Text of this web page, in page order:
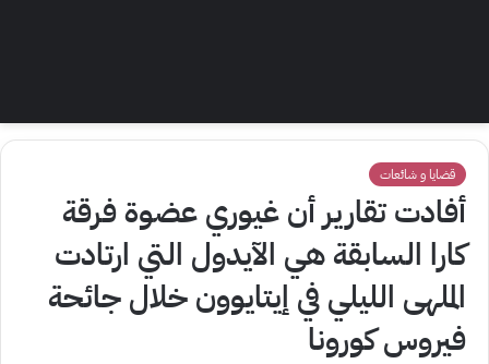
قضايا و شائعات
أفادت تقارير أن غيوري عضوة فرقة
كارا السابقة هي الآيدول التي ارتادت
الملهى الليلي في إيتايوون خلال جائحة
فيروس كورونا